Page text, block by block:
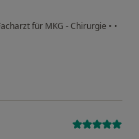
für MKG - Chirurgie • •